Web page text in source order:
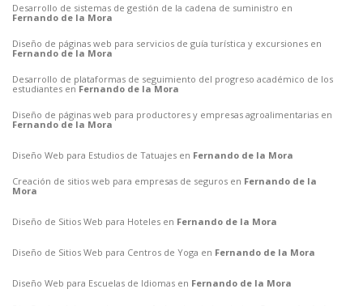
Desarrollo de sistemas de gestión de la cadena de suministro en
Fernando de la Mora
Diseño de páginas web para servicios de guía turística y excursiones en
Fernando de la Mora
Desarrollo de plataformas de seguimiento del progreso académico de los
estudiantes en Fernando de la Mora
Diseño de páginas web para productores y empresas agroalimentarias en
Fernando de la Mora
Diseño Web para Estudios de Tatuajes en Fernando de la Mora
Creación de sitios web para empresas de seguros en Fernando de la
Mora
Diseño de Sitios Web para Hoteles en Fernando de la Mora
Diseño de Sitios Web para Centros de Yoga en Fernando de la Mora
Diseño Web para Escuelas de Idiomas en Fernando de la Mora